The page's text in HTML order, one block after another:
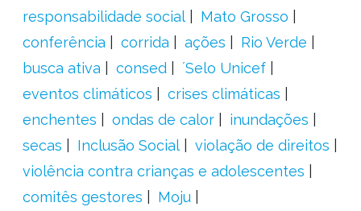
responsabilidade social
Mato Grosso
conferência
corrida ações
Rio Verde
busca ativa
consed
´Selo Unicef
eventos climáticos
crises climáticas
enchentes
ondas de calor
inundações
secas
Inclusão Social
violação de direitos
violência contra crianças e adolescentes
comitês gestores
Moju